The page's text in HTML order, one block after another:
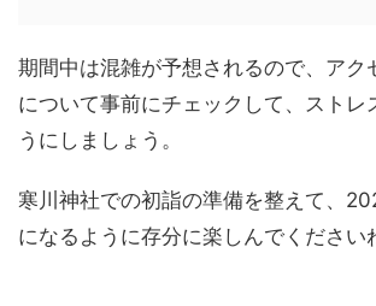
期間中は混雑が予想されるので、アク
について事前にチェックして、ストレ
うにしましょう。
寒川神社での初詣の準備を整えて、
になるように存分に楽しんでください